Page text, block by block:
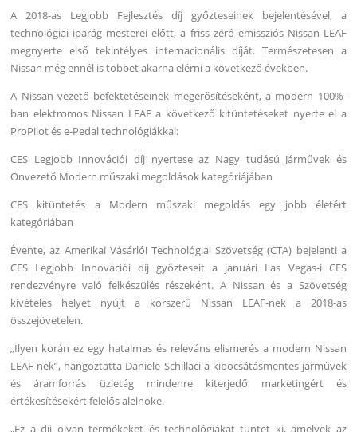
A 2018-as Legjobb Fejlesztés díj győzteseinek bejelentésével, a
technológiai iparág mesterei előtt, a friss zéró emissziós Nissan LEAF
megnyerte első tekintélyes internacionális díját. Természetesen a
Nissan még ennél is többet akarna elérni a következő években.
A Nissan vezető befektetéseinek megerősítéseként, a modern 100%-
ban elektromos Nissan LEAF a következő kitüntetéseket nyerte el a
ProPilot és e-Pedal technológiákkal:
CES Legjobb Innovációi díj nyertese az Nagy tudású Járművek és
Önvezető Modern műszaki megoldások kategóriájában
CES kitüntetés a Modern műszaki megoldás egy jobb életért
kategóriában
Évente, az Amerikai Vásárlói Technológiai Szövetség (CTA) bejelenti a
CES Legjobb Innovációi díj győzteseit a januári Las Vegas-i CES
rendezvényre való felkészülés részeként. A Nissan és a Szövetség
kivételes helyet nyújt a korszerű Nissan LEAF-nek a 2018-as
összejövetelen.
„Ilyen korán ez egy hatalmas és releváns elismerés a modern Nissan
LEAF-nek”, hangoztatta Daniele Schillaci a kibocsátásmentes járművek
és áramforrás üzletág mindenre kiterjedő marketingért és
értékesítésekért felelős alelnöke.
„Ez a díj olyan termékeket és technológiákat tüntet ki, amelyek az